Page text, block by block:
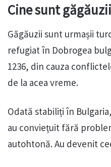
Cine sunt găgăuzii
Găgăuzii sunt urmașii
refugiat în Dobrogea
1236, din cauza
de la acea vreme.
Odată stabiliți în
au conviețuit fără
autohtonă. Au devenit